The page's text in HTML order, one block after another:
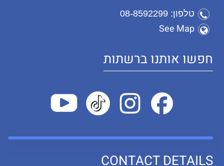
טלפון: 08-8592299
See Map
חפשו אותנו ברשתות
CONTACT DETAILS